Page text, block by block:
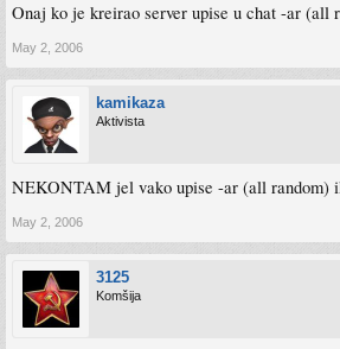
Onaj ko je kreirao server upise u chat -ar (all
May 2, 2006
kamikaza
Aktivista
NEKONTAM jel vako upise -ar (all random)
May 2, 2006
3125
Komšija